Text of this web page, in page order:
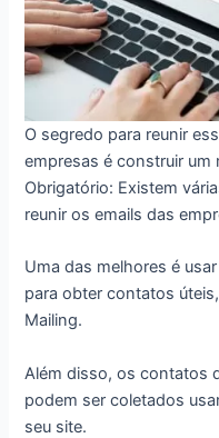
O segredo para reunir
empresas é construir um
Obrigatório: Existem
reunir os emails das
Uma das melhores é
para obter contatos
Mailing.
Além disso, os contatos
podem ser coletados
seu site.